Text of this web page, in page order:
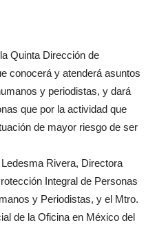
Quinta Dirección de
conocerá y atenderá asuntos
y periodistas, y dará
que por la actividad que
de mayor riesgo de ser
Rivera, Directora
Integral de Personas
y Periodistas, y el Mtro.
de la Oficina en México del